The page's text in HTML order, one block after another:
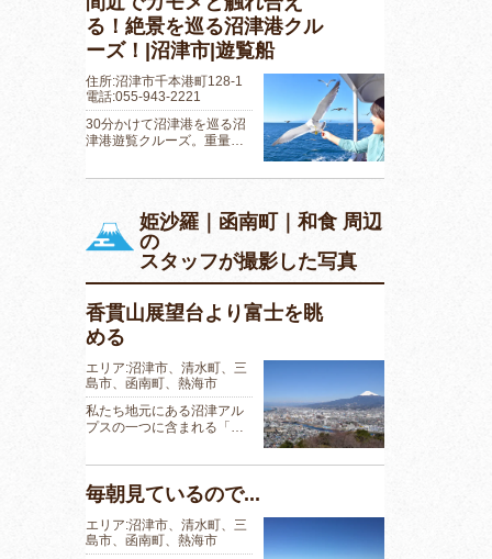
る！絶景を巡る沼津港クル
ーズ！|沼津市|遊覧船
住所:沼津市千本港町128-1
電話:055-943-2221
30分かけて沼津港を巡る沼
津港遊覧クルーズ。重量…
姫沙羅｜函南町｜和食 周辺
の
スタッフが撮影した写真
香貫山展望台より富士を眺
める
エリア:沼津市、清水町、三
島市、函南町、熱海市
私たち地元にある沼津アル
プスの一つに含まれる「…
毎朝見ているので...
エリア:沼津市、清水町、三
島市、函南町、熱海市